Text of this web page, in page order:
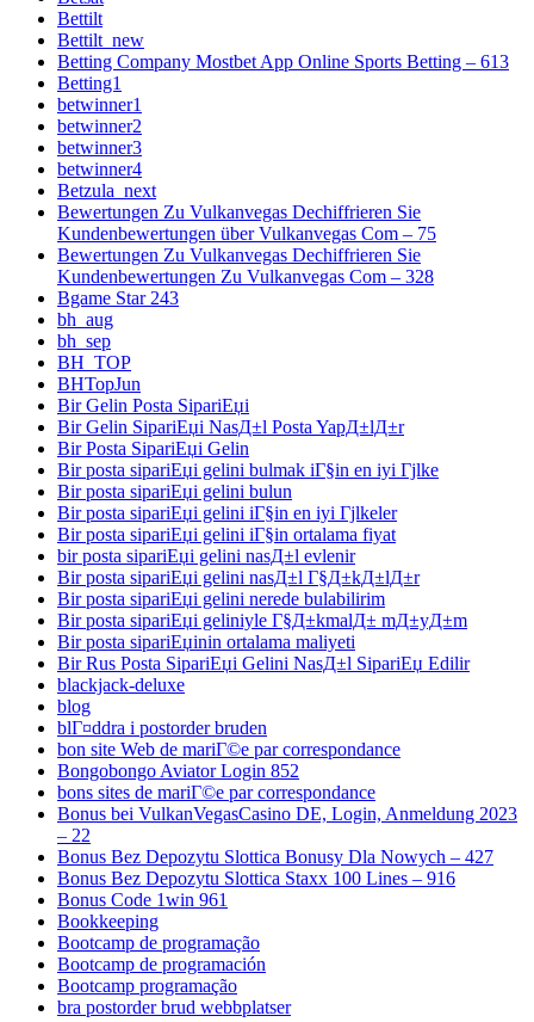
Bettilt
Bettilt_new
Betting Company Mostbet App Online Sports Betting – 613
Betting1
betwinner1
betwinner2
betwinner3
betwinner4
Betzula_next
Bewertungen Zu Vulkanvegas Dechiffrieren Sie
Kundenbewertungen über Vulkanvegas Com – 75
Bewertungen Zu Vulkanvegas Dechiffrieren Sie
Kundenbewertungen Zu Vulkanvegas Com – 328
Bgame Star 243
bh_aug
bh_sep
BH_TOP
BHTopJun
Bir Gelin Posta SipariЕџi
Bir Gelin SipariЕџi NasД±l Posta YapД±lД±r
Bir Posta SipariЕџi Gelin
Bir posta sipariЕџi gelini bulmak iГ§in en iyi Гјlke
Bir posta sipariЕџi gelini bulun
Bir posta sipariЕџi gelini iГ§in en iyi Гјlkeler
Bir posta sipariЕџi gelini iГ§in ortalama fiyat
bir posta sipariЕџi gelini nasД±l evlenir
Bir posta sipariЕџi gelini nasД±l Г§Д±kД±lД±r
Bir posta sipariЕџi gelini nerede bulabilirim
Bir posta sipariЕџi geliniyle Г§Д±kmalД± mД±yД±m
Bir posta sipariЕџinin ortalama maliyeti
Bir Rus Posta SipariЕџi Gelini NasД±l SipariЕџ Edilir
blackjack-deluxe
blog
blГ¤ddra i postorder bruden
bon site Web de mariГ©e par correspondance
Bongobongo Aviator Login 852
bons sites de mariГ©e par correspondance
Bonus bei VulkanVegasCasino DE, Login, Anmeldung 2023
– 22
Bonus Bez Depozytu Slottica Bonusy Dla Nowych – 427
Bonus Bez Depozytu Slottica Staxx 100 Lines – 916
Bonus Code 1win 961
Bookkeeping
Bootcamp de programação
Bootcamp de programación
Bootcamp programação
bra postorder brud webbplatser